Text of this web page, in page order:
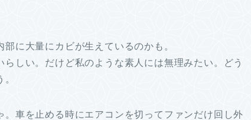
に大量にカビが生えているのかも。
しい。だけど私のような素人には無理みたい。どう
車を止める時にエアコンを切ってファンだけ回し外